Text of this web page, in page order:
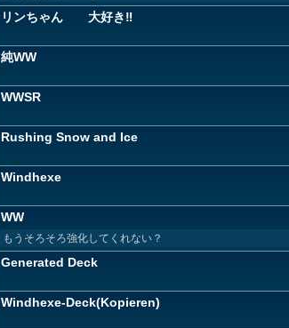
リンちゃん 大好き‼
純WW
WWSR
Rushing Snow and Ice
Windhexe
WW
もうそろそろ強化してくれない？
Generated Deck
Windhexe-Deck(Kopieren)